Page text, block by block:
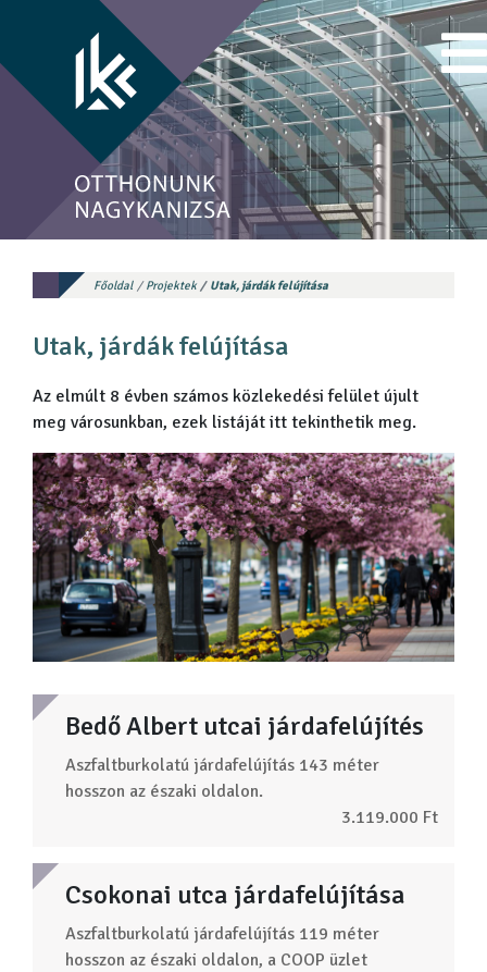
Főoldal Projektek Utak, járdák felújítása
Utak, járdák felújítása
Az elmúlt 8 évben számos közlekedési felület újult
meg városunkban, ezek listáját itt tekinthetik meg.
Bedő Albert utcai járdafelújítés
Aszfaltburkolatú járdafelújítás 143 méter
hosszon az északi oldalon.
3.119.000 Ft
Csokonai utca járdafelújítása
Aszfaltburkolatú járdafelújítás 119 méter
hosszon az északi oldalon, a COOP üzlet